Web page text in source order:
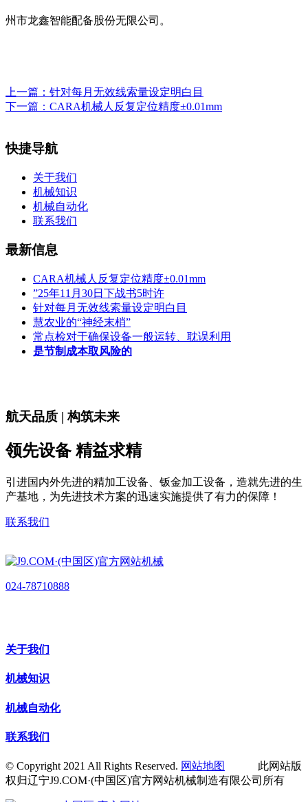
州市龙鑫智能配备股份无限公司。
上一篇： 针对每月无效线索量设定明白目
下一篇： CARA机械人反复定位精度±0.01mm
快捷导航
关于我们
机械知识
机械自动化
联系我们
最新信息
CARA机械人反复定位精度±0.01mm
”25年11月30日下战书5时许
针对每月无效线索量设定明白目
慧农业的“神经末梢”
常点检对于确保设备一般运转、耽误利用
是节制成本取风险的
航天品质 | 构筑未来
领先设备 精益求精
引进国内外先进的精加工设备、钣金加工设备，造就先进的生
产基地，为先进技术方案的迅速实施提供了有力的保障！
联系我们
024-78710888
关于我们
机械知识
机械自动化
联系我们
© Copyright 2021 All Rights Reserved. 网站地图
此网站版
权归辽宁J9.COM·(中国区)官方网站机械制造有限公司所有